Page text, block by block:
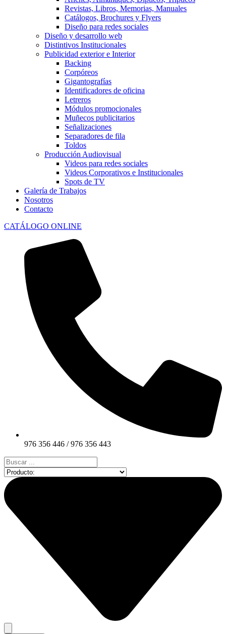
Revistas, Libros, Memorias, Manuales
Catálogos, Brochures y Flyers
Diseño para redes sociales
Diseño y desarrollo web
Distintivos Institucionales
Publicidad exterior e Interior
Backing
Corpóreos
Gigantografías
Identificadores de oficina
Letreros
Módulos promocionales
Muñecos publicitarios
Señalizaciones
Separadores de fila
Toldos
Producción Audiovisual
Videos para redes sociales
Videos Corporativos e Institucionales
Spots de TV
Galería de Trabajos
Nosotros
Contacto
CATÁLOGO ONLINE
976 356 446 / 976 356 443
Search
...